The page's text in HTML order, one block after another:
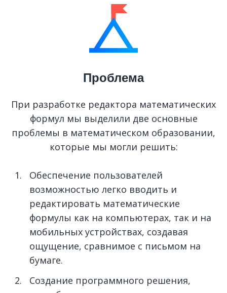
Проблема
При разработке редактора математических
формул мы выделили две основные
проблемы в математическом образовании,
которые мы могли решить:
Обеспечение пользователей
возможностью легко вводить и
редактировать математические
формулы как на компьютерах, так и на
мобильных устройствах, создавая
ощущение, сравнимое с письмом на
бумаге.
Создание программного решения,